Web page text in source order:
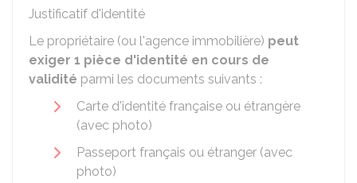
Justificatif d'identité
Le propriétaire (ou l'agence immobilière) peut
exiger 1 pièce d'identité en cours de
validité parmi les documents suivants :
Carte d'identité française ou étrangère
(avec photo)
Passeport français ou étranger (avec
photo)